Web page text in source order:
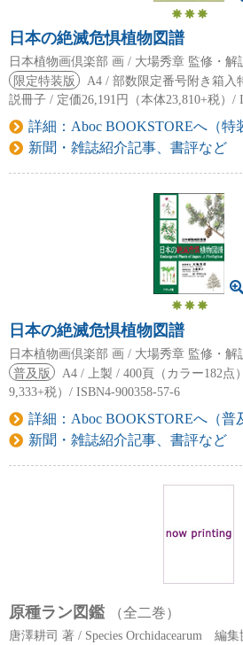
日本の絶滅危惧植物図譜
日本植物画倶楽部 画 / 大場秀章 監修・解
限定特装版
A4 / 部数限定番号附き箱入
説冊子 / 定価26,191円（本体23,810+税）/
詳細：Aboc BOOKSTOREへ（特
新聞・雑誌紹介記事、書評など
日本の絶滅危惧植物図譜
日本植物画倶楽部 画 / 大場秀章 監修・解
普及版
A4 / 上製 / 400頁（カラー182点
9,333+税）/ ISBN4-900358-57-6
詳細：Aboc BOOKSTOREへ（普
新聞・雑誌紹介記事、書評など
原種ラン図鑑 （全二巻）
唐澤耕司 著 / Species Orchidacearum 編